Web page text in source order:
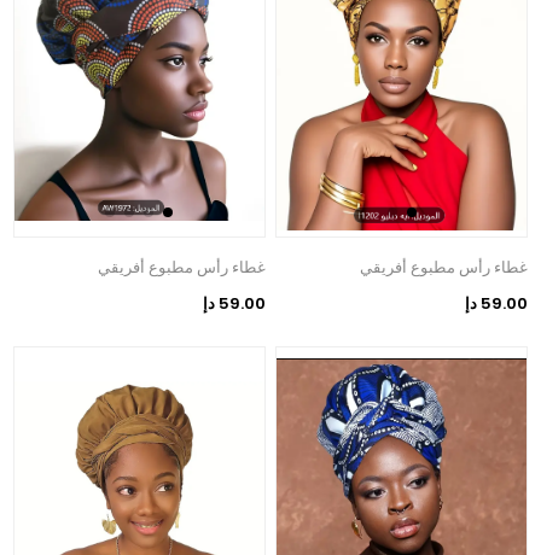
غطاء رأس مطبوع أفريقي
59.00 دإ
غطاء رأس مطبوع أفريقي
59.00 دإ